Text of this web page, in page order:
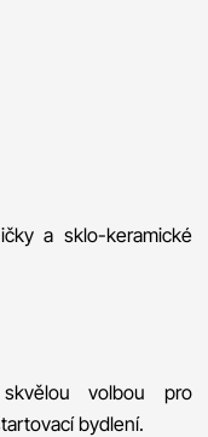
a sklo-keramické
volbou pro
bydlení.